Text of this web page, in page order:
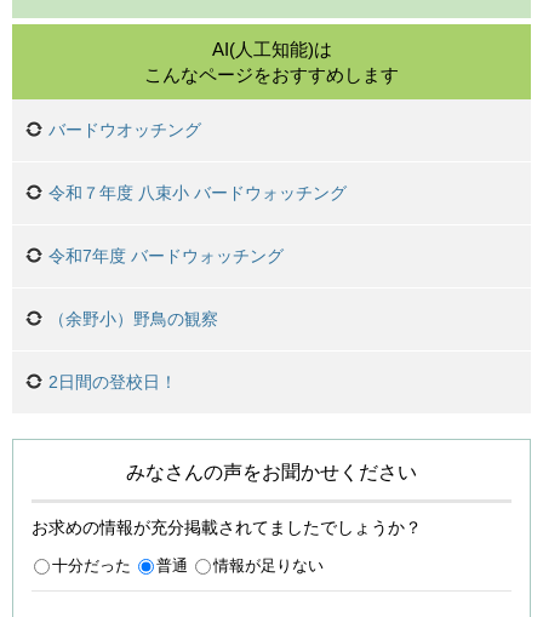
AI(人工知能)は
こんなページをおすすめします
バードウオッチング
令和７年度 八束小 バードウォッチング
令和7年度 バードウォッチング
（余野小）野鳥の観察
2日間の登校日！
みなさんの声をお聞かせください
お求めの情報が充分掲載されてましたでしょうか？
十分だった 普通 情報が足りない